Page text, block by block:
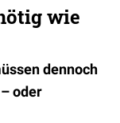
wie
dennoch
oder